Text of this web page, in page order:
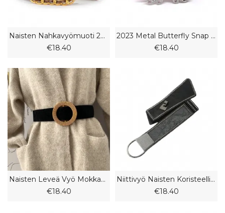
Naisten Nahkavyömuoti 2023 Uudet Farkut Ohut Koristevyö Naisille
€18.40
2023 Metal Butterfly Snap Solkivyö Retro Naisten Vyö Koristeltu Farkkuvyö
€18.40
Naisten Leveä Vyö Mokkanahka Muoti Pyöreä Solkivyö Villapaita Musta Vyö
€18.40
Niittivyö Naisten Koristeellinen Muoti Persoonallisuus Joustava Vyö Leveä Punk Cool Päällysvaatteet
€18.40